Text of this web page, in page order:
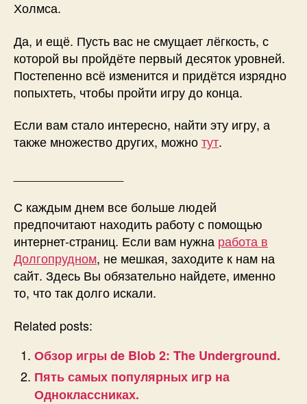
Холмса.
Да, и ещё. Пусть вас не смущает лёгкость, с
которой вы пройдёте первый десяток уровней.
Постепенно всё изменится и придётся изрядно
попыхтеть, чтобы пройти игру до конца.
Если вам стало интересно, найти эту игру, а
также множество других, можнотут.
С каждым днем все больше людей
предпочитают находить работу с помощью
интернет-страниц. Если вам нужна работа в
Долгопрудном, не мешкая, заходите к нам на
сайт. Здесь Вы обязательно найдете, именно
то, что так долго искали.
Related posts:
Обзор игры de Blob 2: The Underground.
Пять самых популярных игр на
Одноклассниках.